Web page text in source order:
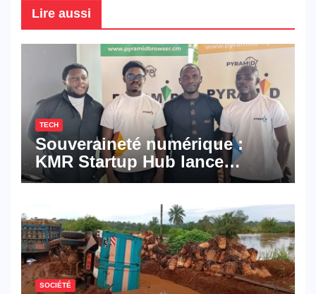
Lire aussi
TECH
Souveraineté numérique :
KMR Startup Hub lance
Pyramid Browser et Pyramid
numériques made in
Cameroon
SOCIÉTÉ